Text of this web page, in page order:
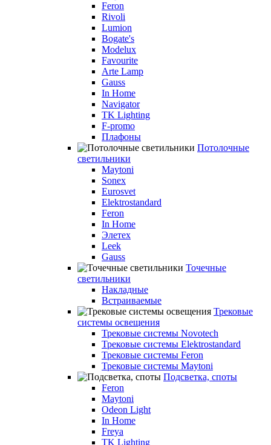
Feron
Rivoli
Lumion
Bogate's
Modelux
Favourite
Arte Lamp
Gauss
In Home
Navigator
TK Lighting
F-promo
Плафоны
Потолочные
светильники
Maytoni
Sonex
Eurosvet
Elektrostandard
Feron
In Home
Элетех
Leek
Gauss
Точечные
светильники
Накладные
Встраиваемые
Трековые
системы освещения
Трековые системы Novotech
Трековые системы Elektrostandard
Трековые системы Feron
Трековые системы Maytoni
Подсветка, споты
Feron
Maytoni
Odeon Light
In Home
Freya
TK Lighting